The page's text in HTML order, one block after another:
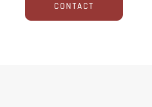
CONTACT